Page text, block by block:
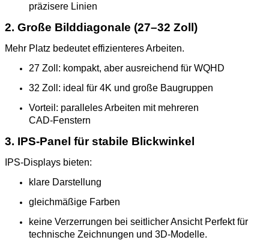
präzisere Linien
2. Große Bilddiagonale (27–32 Zoll)
Mehr Platz bedeutet effizienteres Arbeiten.
27 Zoll: kompakt, aber ausreichend für WQHD
32 Zoll: ideal für 4K und große Baugruppen
Vorteil: paralleles Arbeiten mit mehreren
CAD‑Fenstern
3. IPS‑Panel für stabile Blickwinkel
IPS‑Displays bieten:
klare Darstellung
gleichmäßige Farben
keine Verzerrungen bei seitlicher Ansicht Perfekt für
technische Zeichnungen und 3D‑Modelle.